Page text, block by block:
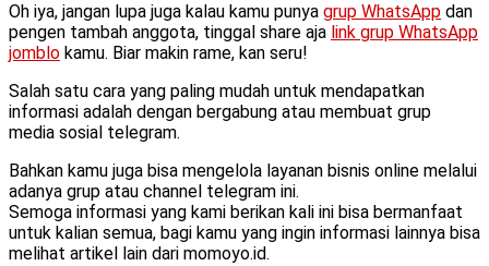
Oh iya, jangan lupa juga kalau kamu punya grup WhatsApp dan
pengen tambah anggota, tinggal share aja link grup WhatsApp
jomblo kamu. Biar makin rame, kan seru!
Salah satu cara yang paling mudah untuk mendapatkan
informasi adalah dengan bergabung atau membuat grup
media sosial telegram.
Bahkan kamu juga bisa mengelola layanan bisnis online melalui
adanya grup atau channel telegram ini.
Semoga informasi yang kami berikan kali ini bisa bermanfaat
untuk kalian semua, bagi kamu yang ingin informasi lainnya bisa
melihat artikel lain dari momoyo.id.